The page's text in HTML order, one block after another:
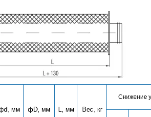
мм фD, мм L, мм Вес, кг
Снижение